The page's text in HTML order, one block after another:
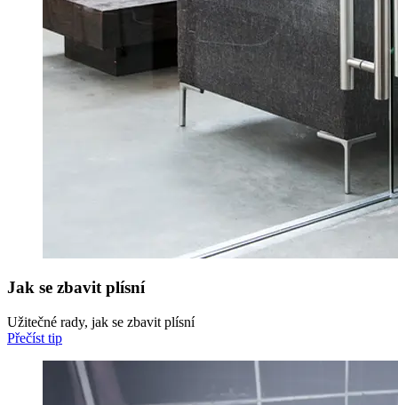
Jak se zbavit plísní
Užitečné rady, jak se zbavit plísní
Přečíst tip